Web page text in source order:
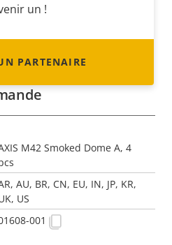
un !
PARTENAIRE
M42 Smoked Dome A, 4
AU, BR, CN, EU, IN, JP, KR,
US
001